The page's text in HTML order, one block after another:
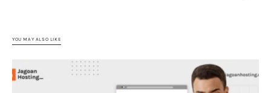
YOU MAY ALSO LIKE